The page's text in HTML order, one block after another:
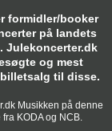
formidler/booker
på landets
Julekoncerter.dk
og mest
til disse.
Musikken på denne
KODA og NCB.